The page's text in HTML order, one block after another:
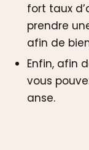
fort taux
prendre
afin de
Enfin, afin
vous
anse.